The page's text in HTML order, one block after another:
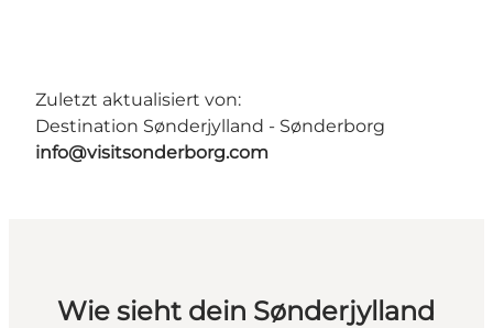
Zuletzt aktualisiert von:
Destination Sønderjylland - Sønderborg
info@visitsonderborg.com
Wie sieht dein Sønderjylland